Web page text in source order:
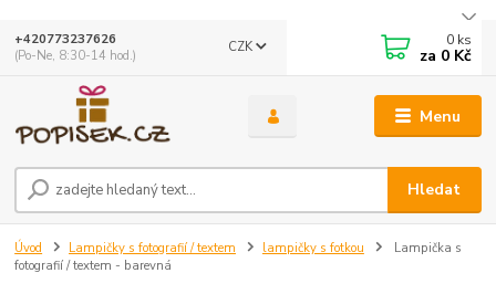
Menu
CZK
Hledat
+420773237626
(Po-Ne, 8:30-14 hod.)
0 ks
za 0 Kč
Úvod Lampičky s fotografií / textem lampičky s fotkou
Lampička s
fotografií / textem - barevná